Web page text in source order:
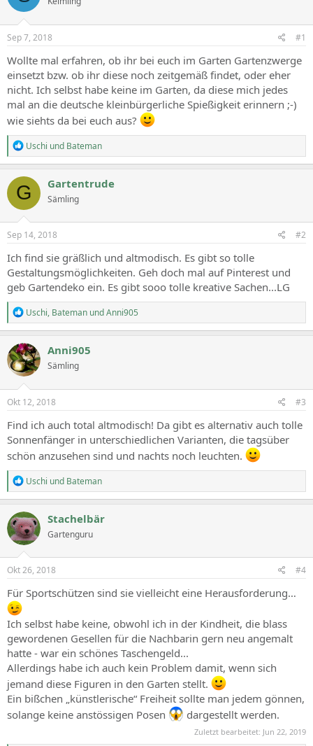
Sep 7, 2018 #1
Wollte mal erfahren, ob ihr bei euch im Garten Gartenzwerge
einsetzt bzw. ob ihr diese noch zeitgemäß findet, oder eher
nicht. Ich selbst habe keine im Garten, da diese mich jedes
mal an die deutsche kleinbürgerliche Spießigkeit erinnern ;-)
wie siehts da bei euch aus?
R
e
a
c
t
i
o
n
s
Uschi und Bateman
G Gartentrude
Sämling
Sep 14, 2018 #2
Ich find sie gräßlich und altmodisch. Es gibt so tolle
Gestaltungsmöglichkeiten. Geh doch mal auf Pinterest und
geb Gartendeko ein. Es gibt sooo tolle kreative Sachen...LG
R
e
a
c
t
i
o
n
s
Uschi, Bateman undAnni905
Anni905
Sämling
Okt 12, 2018 #3
Find ich auch total altmodisch! Da gibt es alternativ auch tolle
Sonnenfänger in unterschiedlichen Varianten, die tagsüber
schön anzusehen sind und nachts noch leuchten.
R
e
a
c
t
i
o
n
s
Uschi und Bateman
Stachelbär
Gartenguru
Okt 26, 2018 #4
Für Sportschützen sind sie vielleicht eine Herausforderung…
Ich selbst habe keine, obwohl ich in der Kindheit, die blass
gewordenen Gesellen für die Nachbarin gern neu angemalt
hatte - war ein schönes Taschengeld...
Allerdings habe ich auch kein Problem damit, wenn sich
jemand diese Figuren in den Garten stellt.
Ein bißchen „künstlerische“ Freiheit sollte man jedem gönnen,
solange keine anstössigen Posen
dargestellt werden.
Zuletzt bearbeitet: Jun 22, 2019